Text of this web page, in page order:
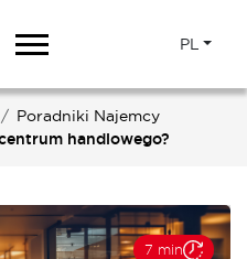
PL
Poradniki Najemcy
handlowego?
7 min